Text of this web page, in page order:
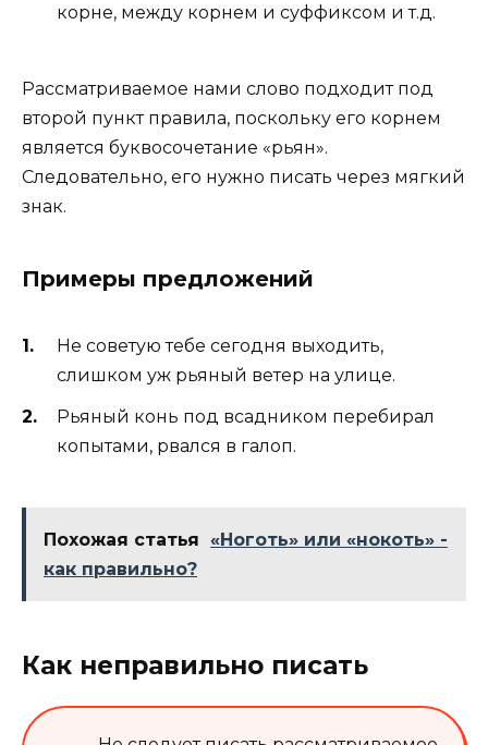
корне, между корнем и суффиксом и т.д.
Рассматриваемое нами слово подходит под
второй пункт правила, поскольку его корнем
является буквосочетание «рьян».
Следовательно, его нужно писать через мягкий
знак.
Примеры предложений
Не советую тебе сегодня выходить,
слишком уж рьяный ветер на улице.
Рьяный конь под всадником перебирал
копытами, рвался в галоп.
Похожая статья
«Ноготь» или «нокоть» -
как правильно?
Как неправильно писать